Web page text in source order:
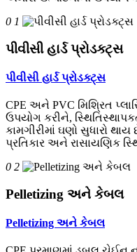
0 1
પીવીસી હાર્ડ પ્રોડક્ટ્સ
પીવીસી હાર્ડ પ્રોડક્ટ્સ
CPE અને PVC મિશ્રિત
ઉપયોગ કરીને,
કામગીરીમાં ઘણો સુધારો
પ્રતિકાર અને રાસાયણિક
0 2
Pelletizing અને કેબલ
Pelletizing અને કેબલ